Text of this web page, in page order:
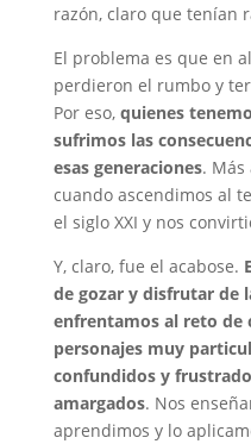
razón, claro que tenían
El problema es que en
perdieron el rumbo y
Por eso, quienes
sufrimos las
esas generaciones. Más
cuando ascendimos al
el siglo XXI y nos
Y, claro, fue el acabose.
de gozar y disfrutar de
enfrentamos al reto de
personajes muy
confundidos y
amargados. Nos
aprendimos y lo